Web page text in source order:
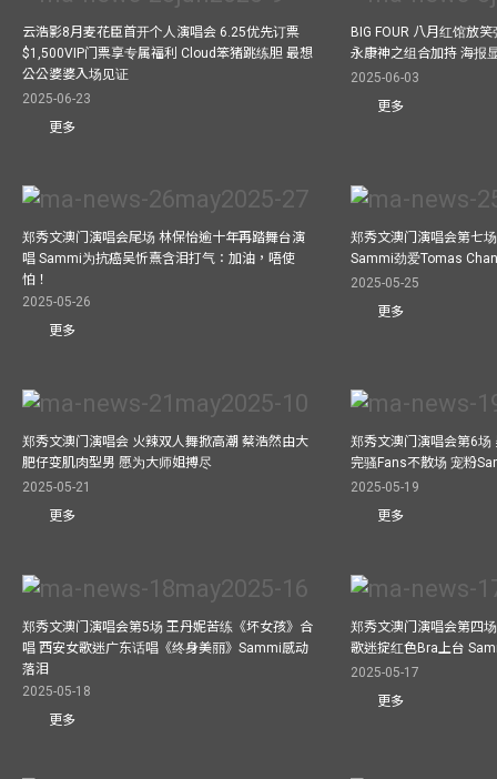
云浩影8月麦花臣首开个人演唱会 6.25优先订票
$1,500VIP门票享专属福利 Cloud笨猪跳练胆 最想
公公婆婆入场见证
2025-06-23
更多
BIG FOUR 八月红馆放
永康神之组合加持 海报
2025-06-03
更多
郑秀文澳门演唱会尾场 林保怡逾十年再踏舞台演
唱 Sammi为抗癌吴忻熹含泪打气：加油，唔使
怕！
2025-05-26
更多
郑秀文澳门演唱会第七
Sammi劲爱Tomas
2025-05-25
更多
郑秀文澳门演唱会 火辣双人舞掀高潮 蔡浩然由大
肥仔变肌肉型男 愿为大师姐搏尽
2025-05-21
更多
郑秀文澳门演唱会第6场
完骚Fans不散场 宠粉
2025-05-19
更多
郑秀文澳门演唱会第5场 王丹妮苦练《坏女孩》合
唱 西安女歌迷广东话唱《终身美丽》Sammi感动
落泪
2025-05-18
更多
郑秀文澳门演唱会第四
歌迷掟红色Bra上台
2025-05-17
更多